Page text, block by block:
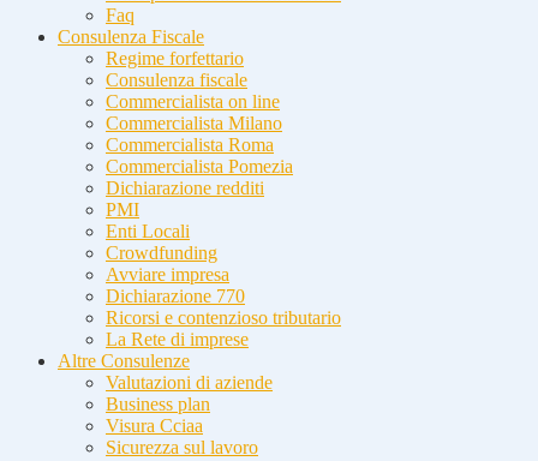
Faq
Consulenza Fiscale
Regime forfettario
Consulenza fiscale
Commercialista on line
Commercialista Milano
Commercialista Roma
Commercialista Pomezia
Dichiarazione redditi
PMI
Enti Locali
Crowdfunding
Avviare impresa
Dichiarazione 770
Ricorsi e contenzioso tributario
La Rete di imprese
Altre Consulenze
Valutazioni di aziende
Business plan
Visura Cciaa
Sicurezza sul lavoro